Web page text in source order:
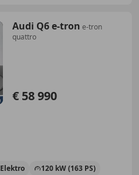
Audi Q6 e-tron e-tron
quattro
€ 58 990
Elektro 120 kW (163 PS)